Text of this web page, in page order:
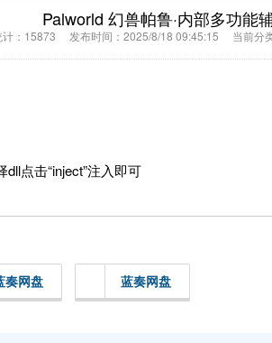
Palworld 幻兽帕鲁·内部多功能
计：15873 发布时间：2025/8/18 09:45:15 当前分
点击“inject”注入即可
奏网盘 蓝奏网盘